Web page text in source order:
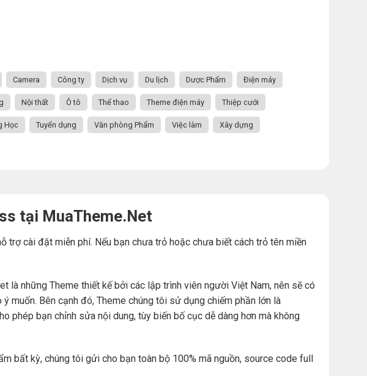
Camera Công ty Dịch vụ Du lịch Dược Phẩm Điện máy
Nội thất Ô tô Thể thao Theme điện máy Thiệp cưới
Học Tuyển dụng Văn phòng Phẩm Việc làm Xây dựng
tại MuaTheme.Net
trợ cài đặt miễn phí. Nếu bạn chưa trỏ hoặc chưa biết cách trỏ tên miền
là những Theme thiết kế bởi các lập trình viên người Việt Nam, nên sẽ có
muốn. Bên cạnh đó, Theme chúng tôi sử dụng chiếm phần lớn là
phép bạn chỉnh sửa nội dung, tùy biến bố cục dễ dàng hơn mà không
bất kỳ, chúng tôi gửi cho bạn toàn bộ 100% mã nguồn, source code full